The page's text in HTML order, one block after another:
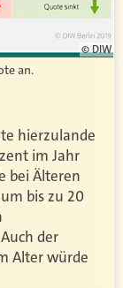
© DIW
an.
hierzulande
im Jahr
bei Älteren
bis zu 20
der
Alter würde